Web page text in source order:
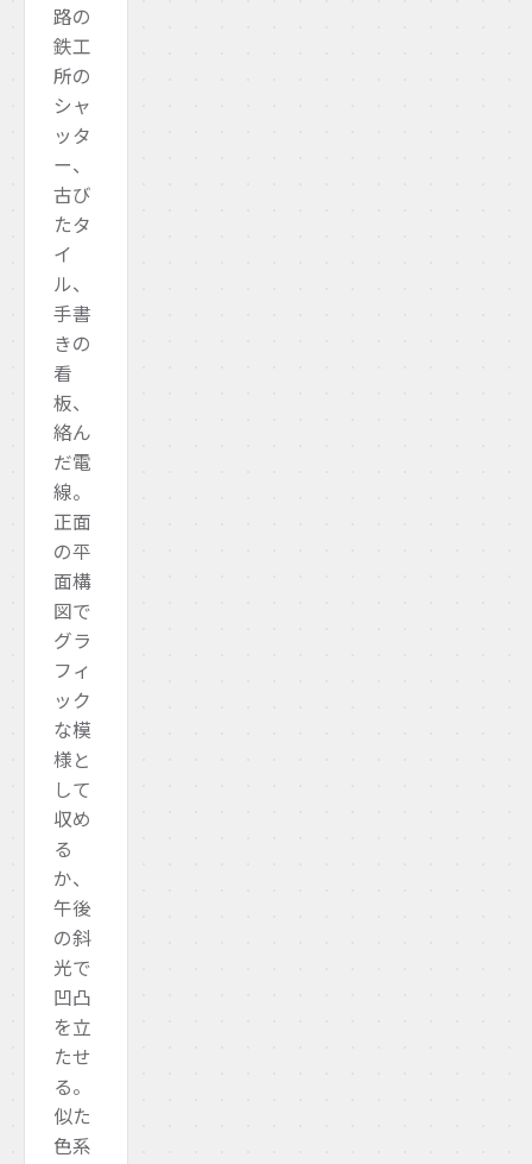
路の
鉄工
所の
シャ
ッタ
ー、
古び
たタ
イ
ル、
手書
きの
看
板、
絡ん
だ電
線。
正面
の平
面構
図で
グラ
フィ
ック
な模
様と
して
収め
る
か、
午後
の斜
光で
凹凸
を立
たせ
る。
似た
色系